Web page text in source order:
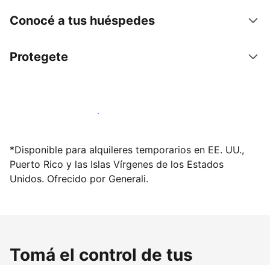
Conocé a tus huéspedes
Protegete
Publicá en nuestra plataforma hoy
*Disponible para alquileres temporarios en EE. UU.,
Puerto Rico y las Islas Vírgenes de los Estados
Unidos. Ofrecido por Generali.
Tomá el control de tus